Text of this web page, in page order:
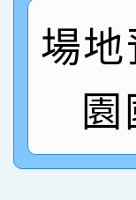
名
賀
倩
名
賀
園
指
賀
賽
賀
場